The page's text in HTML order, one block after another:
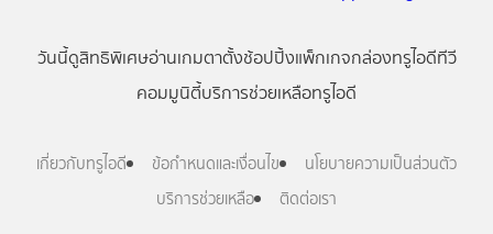
วันนี้ดูสิทธิพิเศษอ่านเกมตาตั้งช้อปปิ้งแพ็กเกจกล่องทรูไอดีทีวี
คอมมูนิตี้บริการช่วยเหลือทรูไอดี
เกี่ยวกับทรูไอดี ข้อกำหนดและเงื่อนไข
นโยบายความเป็นส่วนตัว
บริการช่วยเหลือ
ติดต่อเรา